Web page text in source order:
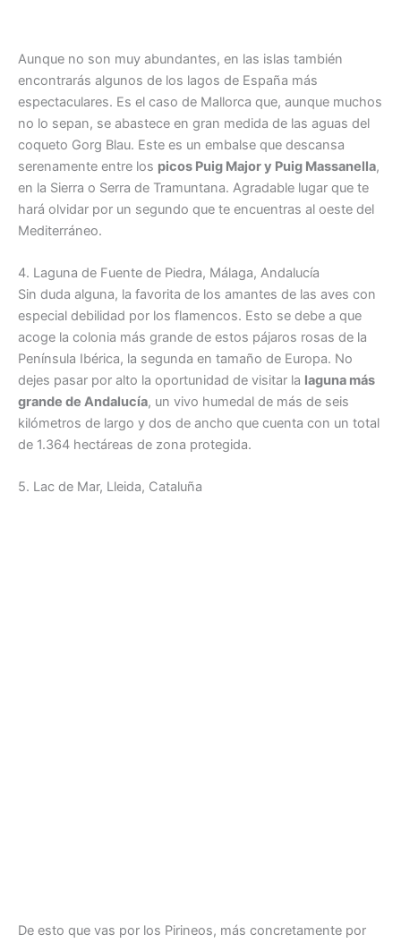
Aunque no son muy abundantes, en las islas también
encontrarás algunos de los lagos de España más
espectaculares. Es el caso de Mallorca que, aunque muchos
no lo sepan, se abastece en gran medida de las aguas del
coqueto Gorg Blau. Este es un embalse que descansa
serenamente entre los picos Puig Major y Puig Massanella,
en la Sierra o Serra de Tramuntana. Agradable lugar que te
hará olvidar por un segundo que te encuentras al oeste del
Mediterráneo.
4. Laguna de Fuente de Piedra, Málaga, Andalucía
Sin duda alguna, la favorita de los amantes de las aves con
especial debilidad por los flamencos. Esto se debe a que
acoge la colonia más grande de estos pájaros rosas de la
Península Ibérica, la segunda en tamaño de Europa. No
dejes pasar por alto la oportunidad de visitar la laguna más
grande de Andalucía, un vivo humedal de más de seis
kilómetros de largo y dos de ancho que cuenta con un total
de 1.364 hectáreas de zona protegida.
5. Lac de Mar, Lleida, Cataluña
De esto que vas por los Pirineos, más concretamente por